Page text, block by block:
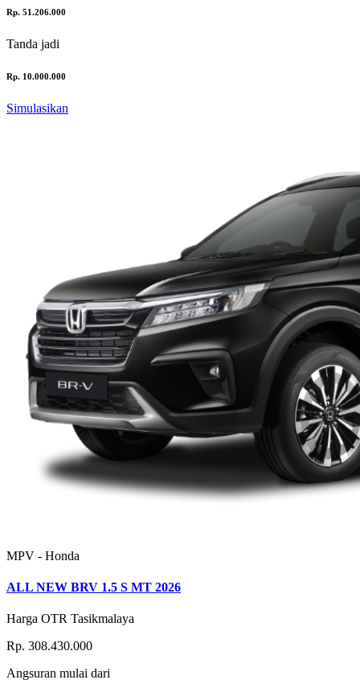
Rp. 51.206.000
Tanda jadi
Rp. 10.000.000
Simulasikan
MPV - Honda
ALL NEW BRV 1.5 S MT 2026
Harga OTR Tasikmalaya
Rp. 308.430.000
Angsuran mulai dari